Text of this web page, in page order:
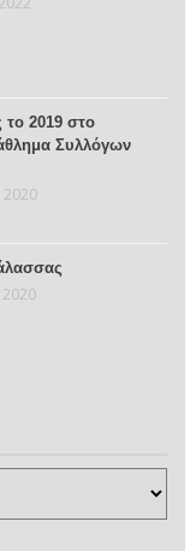
2019 στο
Συλλόγων
2020